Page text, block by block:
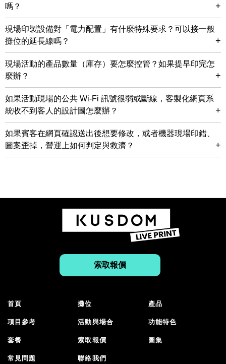
嗎？
+
現場印製設備對「電力配置」有什麼特殊要求？可以接一般
攤位的延長線嗎？
+
現場活動的產品數量（庫存）要怎麼控管？如果提早印完怎
麼辦？
+
如果活動現場的公共 Wi-Fi 訊號很弱或斷線，客製化網頁系
統收不到客人的設計圖怎麼辦？
+
如果賓客在網頁確認送出後想要修改，或者機器現場印錯、
圖案歪掉，營運上如何判定與救濟？
+
索取報價
首頁 攤位 產品
項目參考 活動與場合 功能特色
套餐 索取報價 圖集
常見問題 聯絡我們